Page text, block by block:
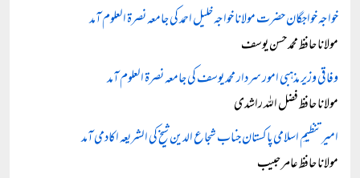
خواجہ خواجگان حضرت مولانا خواجہ خلیل احمد کی جامعہ نصرۃ العلوم آمد
مولانا حافظ محمد حسن یوسف
وفاقی وزیر مذہبی امور سردار محمد یوسف کی جامعہ نصرۃ العلوم آمد
مولانا حافظ فضل اللہ راشدی
امیرتنظیمِ اسلامی پاکستان جناب شجاع الدین شیخ کی الشریعہ اکادمی آمد
مولانا حافظ عامر حبیب